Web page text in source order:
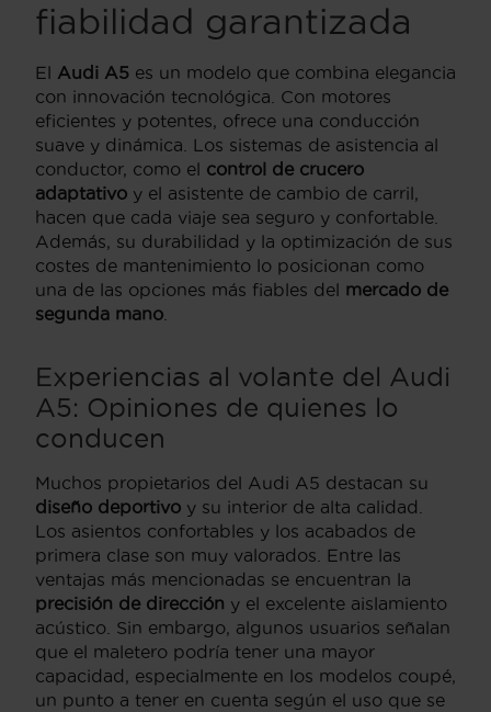
fiabilidad garantizada
El Audi A5 es un modelo que combina elegancia
con innovación tecnológica. Con motores
eficientes y potentes, ofrece una conducción
suave y dinámica. Los sistemas de asistencia al
conductor, como el control de crucero
adaptativo y el asistente de cambio de carril,
hacen que cada viaje sea seguro y confortable.
Además, su durabilidad y la optimización de sus
costes de mantenimiento lo posicionan como
una de las opciones más fiables del mercado de
segunda mano
Experiencias al volante del Audi
A5: Opiniones de quienes lo
conducen
Muchos propietarios del Audi A5 destacan su
diseño deportivo y su interior de alta calidad.
Los asientos confortables y los acabados de
primera clase son muy valorados. Entre las
ventajas más mencionadas se encuentran la
precisión de dirección y el excelente aislamiento
acústico. Sin embargo, algunos usuarios señalan
que el maletero podría tener una mayor
capacidad, especialmente en los modelos coupé,
un punto a tener en cuenta según el uso que se